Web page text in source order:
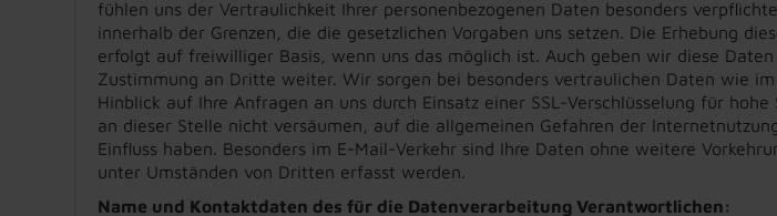
fühlen uns der Vertraulichkeit Ihrer personenbezogenen Daten besonders
innerhalb der Grenzen, die die gesetzlichen Vorgaben uns setzen. Die Erhebung
erfolgt auf freiwilliger Basis, wenn uns das möglich ist. Auch geben wir diese
Zustimmung an Dritte weiter. Wir sorgen bei besonders vertraulichen Daten wie
Hinblick auf Ihre Anfragen an uns durch Einsatz einer SSL-Verschlüsselung für
an dieser Stelle nicht versäumen, auf die allgemeinen Gefahren der
Einfluss haben. Besonders im E-Mail-Verkehr sind Ihre Daten ohne weitere
unter Umständen von Dritten erfasst werden.
Name und Kontaktdaten des für die Datenverarbeitung Verantwortlichen: